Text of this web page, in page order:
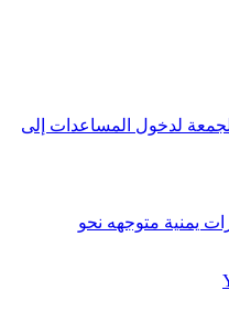
لدخول المساعدات إلى
يمنية متوجهه نحو